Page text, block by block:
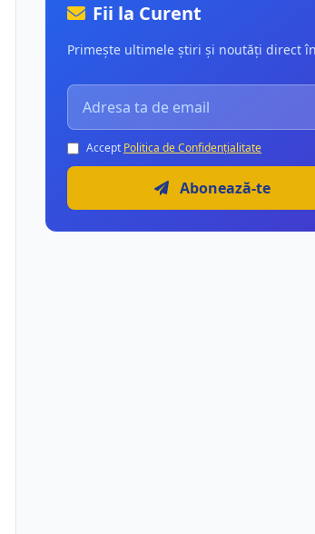
Fii la Curent
Primește ultimele știri și noutăți direct
Accept Politica de Confidențialitate
Abonează-te